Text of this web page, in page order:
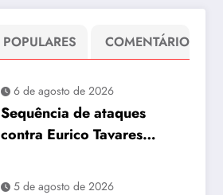
POPULARES COMENTÁRIO
6 de agosto de 2026
Sequência de ataques
contra Eurico Tavares
corrida pela Aleam
5 de agosto de 2026